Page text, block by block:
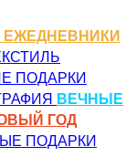
ПОДАРКИ
ВЕЧНЫЕ
ГОД
ПОДАРКИ